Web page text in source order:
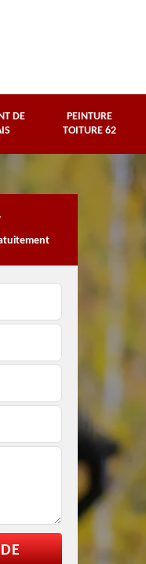
DE
PEINTURE
TOITURE 62